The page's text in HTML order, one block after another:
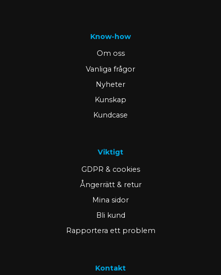
Know-how
Om oss
Vanliga frågor
Nyheter
Kunskap
Kundcase
Viktigt
GDPR & cookies
Ångerrätt & retur
Mina sidor
Bli kund
Rapportera ett problem
Kontakt